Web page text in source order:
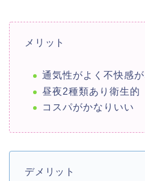
メリット
通気性がよく不快感
昼夜2種類あり衛生的
コスパがかなりいい
デメリット